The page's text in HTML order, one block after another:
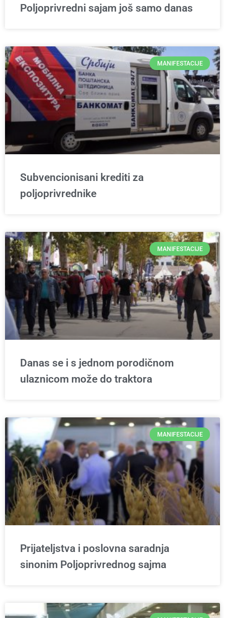
Poljoprivredni sajam još samo danas
MANIFESTACIJE
Subvencionisani krediti za
poljoprivrednike
MANIFESTACIJE
Danas se i s jednom porodičnom
ulaznicom može do traktora
MANIFESTACIJE
Prijateljstva i poslovna saradnja
sinonim Poljoprivrednog sajma